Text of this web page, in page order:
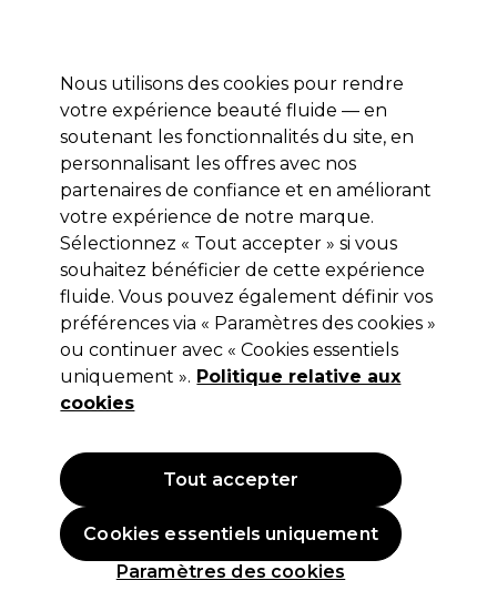
Se connecter
Marques Bons plans Coiffure Electro et Matériel
Livraison et délais
lire la suite
Maskology
Maskology Masque Visage
Niacinamide 22ml
(0)
3,80 €Hors TVA
Nous utilisons des cookies pour rendre
votre expérience beauté fluide — en
soutenant les fonctionnalités du site, en
personnalisant les offres avec nos
partenaires de confiance et en améliorant
votre expérience de notre marque.
Sélectionnez « Tout accepter » si vous
souhaitez bénéficier de cette expérience
fluide. Vous pouvez également définir vos
préférences via « Paramètres des cookies »
ou continuer avec « Cookies essentiels
uniquement ». Politique relative aux
cookies
Paramètres des cookies
Cookies essentiels uniquement
Tout accepter